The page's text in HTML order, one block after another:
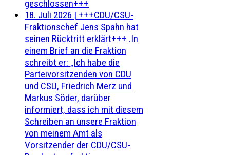
geschlossen+++
18. Juli 2026 | +++CDU/CSU-
Fraktionschef Jens Spahn hat
seinen Rücktritt erklärt+++ .In
einem Brief an die Fraktion
schreibt er: „Ich habe die
Parteivorsitzenden von CDU
und CSU, Friedrich Merz und
Markus Söder, darüber
informiert, dass ich mit diesem
Schreiben an unsere Fraktion
von meinem Amt als
Vorsitzender der CDU/CSU-